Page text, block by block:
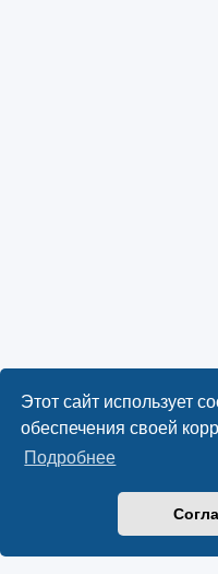
Этот сайт использует
обеспечения своей
Подробнее